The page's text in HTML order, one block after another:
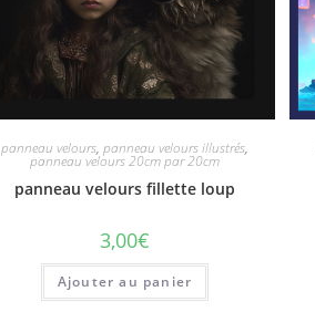
panneau velours, panneau velours illustrés,
panneau velours 20cm par 20cm
panneau velours fillette loup
3,00€
Ajouter au panier